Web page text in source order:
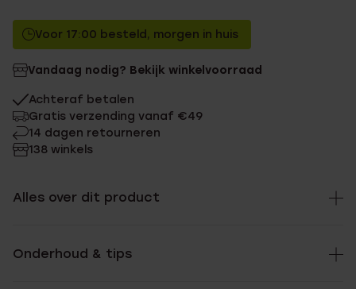
Zonder memberkorting
Met memberkorting
Voor 17:00 besteld, morgen in huis
Vandaag nodig? Bekijk winkelvoorraad
Achteraf betalen
Gratis verzending vanaf €49
14 dagen retourneren
138 winkels
Alles over dit product
Onderhoud & tips